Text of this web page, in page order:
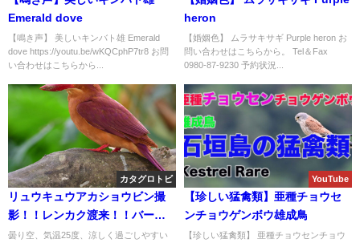
Emerald dove
【鳴き声】 美しいキンバト雄 Emerald
dove https://youtu.be/wKQCphP7tr8 お問
い合わせはこちらから...
heron
【婚姻色】 ムラサキサギ Purple heron お
問い合わせはこちらから。 Tel＆Fax
0980-87-9230 予約状況...
カタグロトビ
リュウキュウアカショウビン撮
影！！レンカク渡来！！バード
ウオッチング＆野鳥撮影ガイ
曇り空、気温25度、涼しく過ごしやすい
YouTube
【珍しい猛禽類】亜種チョウセ
ンチョウゲンボウ雄成鳥
【珍しい猛禽類】 亜種チョウセンチョウ